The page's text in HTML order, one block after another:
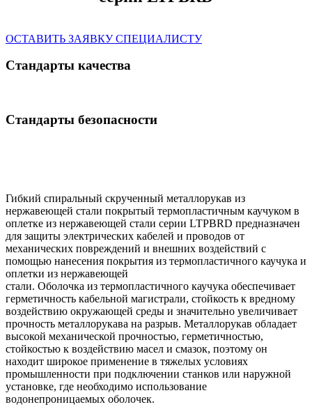
ОСТАВИТЬ ЗАЯВКУ СПЕЦИАЛИСТУ
Стандарты качества
Стандарты безопасности
Гибкий спиральный скрученный металлорукав из
нержавеющей стали покрытый термопластичным каучуком в
оплетке из нержавеющей стали серии LTPBRD предназначен
для защиты электрических кабелей и проводов от
механических повреждений и внешних воздействий с
помощью нанесения покрытия из термопластичного каучука и
оплетки из нержавеющей
стали. Оболочка из термопластичного каучука обеспечивает
герметичность кабельной магистрали, стойкость к вредному
воздействию окружающей среды и значительно увеличивает
прочность металлорукава на разрыв. Металлорукав обладает
высокой механической прочностью, герметичностью,
стойкостью к воздействию масел и смазок, поэтому он
находит широкое применение в тяжелых условиях
промышленности при подключении станков или наружной
установке, где необходимо использование
водонепроницаемых оболочек.